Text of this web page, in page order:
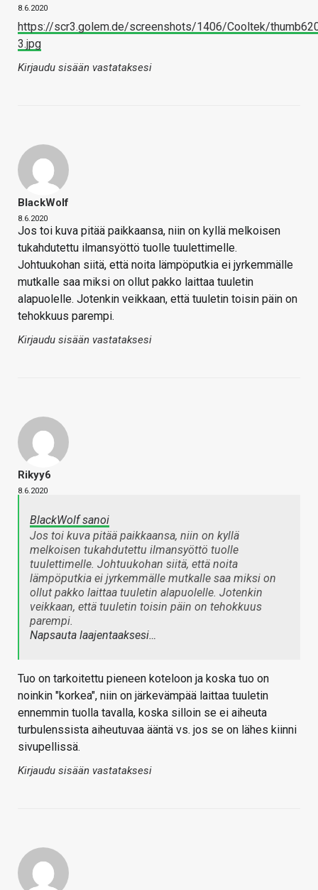
8.6.2020
https://scr3.golem.de/screenshots/1406/Cooltek/
3.jpg
Kirjaudu sisään vastataksesi
BlackWolf
8.6.2020
Jos toi kuva pitää paikkaansa, niin on kyllä melkoisen
tukahdutettu ilmansyöttö tuolle tuulettimelle.
Johtuukohan siitä, että noita lämpöputkia ei jyrkemmälle
mutkalle saa miksi on ollut pakko laittaa tuuletin
alapuolelle. Jotenkin veikkaan, että tuuletin toisin päin on
tehokkuus parempi.
Kirjaudu sisään vastataksesi
Rikyy6
8.6.2020
BlackWolf sanoi
Jos toi kuva pitää paikkaansa, niin on kyllä
melkoisen tukahdutettu ilmansyöttö tuolle
tuulettimelle. Johtuukohan siitä, että noita
lämpöputkia ei jyrkemmälle mutkalle saa miksi on
ollut pakko laittaa tuuletin alapuolelle. Jotenkin
veikkaan, että tuuletin toisin päin on tehokkuus
parempi.
Napsauta laajentaaksesi…
Tuo on tarkoitettu pieneen koteloon ja koska tuo on
noinkin "korkea", niin on järkevämpää laittaa tuuletin
ennemmin tuolla tavalla, koska silloin se ei aiheuta
turbulenssista aiheutuvaa ääntä vs. jos se on lähes kiinni
sivupellissä.
Kirjaudu sisään vastataksesi